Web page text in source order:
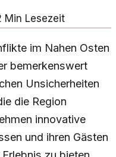
Min Lesezeit
im Nahen Osten
bemerkenswert
Unsicherheiten
die Region
innovative
und ihren Gästen